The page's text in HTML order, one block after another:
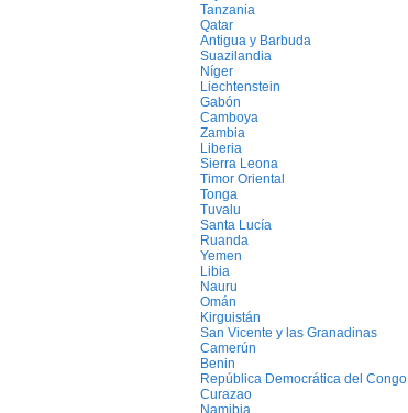
Tanzania
Qatar
Antigua y Barbuda
Suazilandia
Níger
Liechtenstein
Gabón
Camboya
Zambia
Liberia
Sierra Leona
Timor Oriental
Tonga
Tuvalu
Santa Lucía
Ruanda
Yemen
Libia
Nauru
Omán
Kirguistán
San Vicente y las Granadinas
Camerún
Benin
República Democrática del Congo
Curazao
Namibia